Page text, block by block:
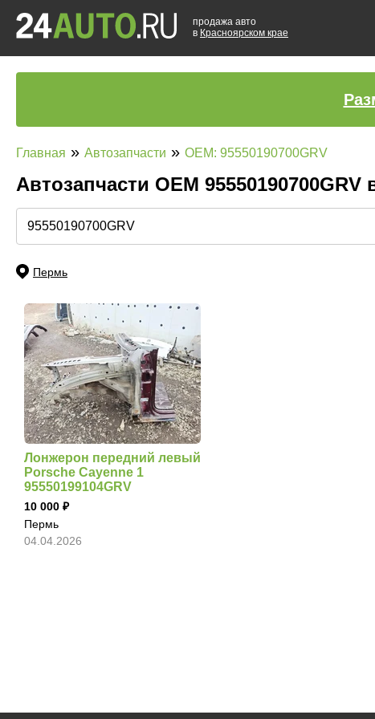
продажа авто
в Красноярском крае
Главная » Автозапчасти » OEM: 95550190700GRV
Автозапчасти ОЕМ 95550190700GRV
Пермь
Лонжерон передний левый
Porsche Cayenne 1
95550199104GRV
10 000
Пермь
04.04.2026